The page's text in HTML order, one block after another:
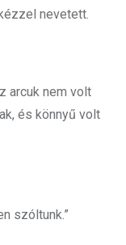
nevetett.
arcuk nem volt
és könnyű volt
szóltunk.”